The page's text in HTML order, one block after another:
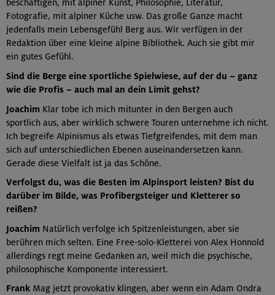
beschäftigen, mit alpiner Kunst, Philosophie, Literatur,
Fotografie, mit alpiner Küche usw. Das große Ganze macht
jedenfalls mein Lebensgefühl Berg aus. Wir verfügen in der
Redaktion über eine kleine alpine Bibliothek. Auch sie gibt mir
ein gutes Gefühl.
Sind die Berge eine sportliche Spielwiese, auf der du – ganz
wie die Profis – auch mal an dein Limit gehst?
Joachim Klar tobe ich mich mitunter in den Bergen auch
sportlich aus, aber wirklich schwere Touren unternehme ich nicht.
Ich begreife Alpinismus als etwas Tiefgreifendes, mit dem man
sich auf unterschiedlichen Ebenen auseinandersetzen kann.
Gerade diese Vielfalt ist ja das Schöne.
Verfolgst du, was die Besten im Alpinsport leisten? Bist du
darüber im Bilde, was Profibergsteiger und Kletterer so
reißen?
Joachim Natürlich verfolge ich Spitzenleistungen, aber sie
berühren mich selten. Eine Free-solo-Kletterei von Alex Honnold
allerdings regt meine Gedanken an, weil mich die psychische,
philosophische Komponente interessiert.
Frank Mag jetzt provokativ klingen, aber wenn ein Adam Ondra